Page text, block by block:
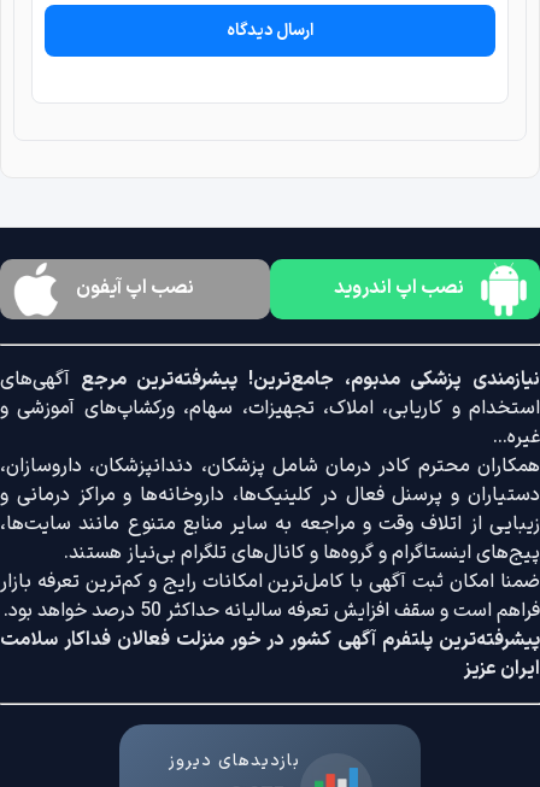
ارسال دیدگاه
نصب اپ اندروید نصب اپ آیفون
نیازمندی پزشکی مدبوم، جامع‌ترین! پیشرفته‌ترین مرجع آگهی‌های
استخدام و کاریابی، املاک، تجهیزات، سهام، ورکشاپ‌های آموزشی و
غیره...
همکاران محترم کادر درمان شامل پزشکان، دندانپزشکان، داروسازان،
دستیاران و پرسنل فعال در کلینیک‌ها، داروخانه‌ها و مراکز درمانی و
زیبایی از اتلاف وقت و مراجعه به سایر منابع متنوع مانند سایت‌ها،
پیج‌های اینستاگرام و گروه‌ها و کانال‌های تلگرام بی‌نیاز هستند.
ضمنا امکان ثبت آگهی با کامل‌ترین امکانات رایج و کم‌ترین تعرفه بازار
فراهم است و سقف افزایش تعرفه سالیانه حداکثر 50 درصد خواهد بود.
پیشرفته‌ترین پلتفرم آگهی کشور در خور منزلت فعالان فداکار سلامت
ایران عزیز
بازدیدهای دیروز